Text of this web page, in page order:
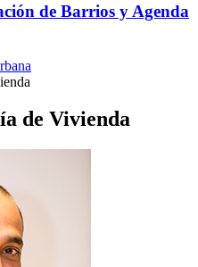
de Barrios y Agenda
de Vivienda